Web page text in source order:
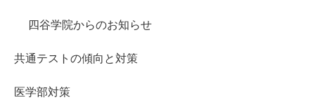
四谷学院からのお知らせ
共通テストの傾向と対策
医学部対策